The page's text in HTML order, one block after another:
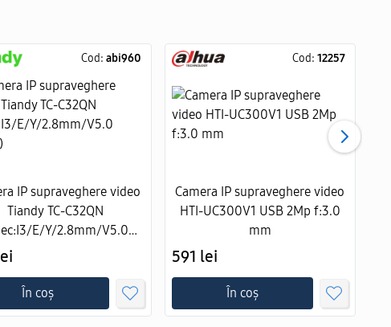
Cod: abi960
IP supraveghere video
Tiandy TC-C32QN
E/Y/2.8mm/V5.0
În coș
Cod: 12257
Camera IP supraveghere video
HTI-UC300V1 USB 2Mp f:3.0
mm
591 lei
În coș